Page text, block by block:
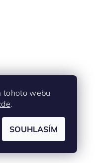
tohoto webu
.
SOUHLASÍM